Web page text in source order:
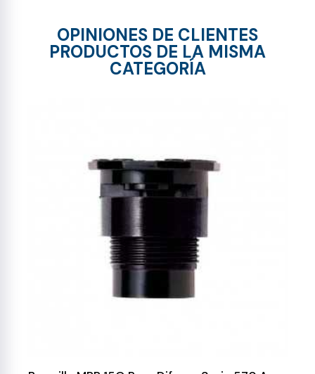
OPINIONES DE CLIENTES
PRODUCTOS DE LA MISMA
CATEGORÍA